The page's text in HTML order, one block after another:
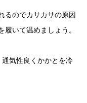
るのでカサカサの原因
いて温めましょう。
気性良くかかとを冷